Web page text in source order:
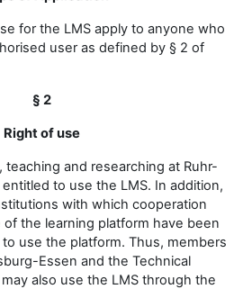
for the LMS apply to anyone who
user as defined by § 2 of
§ 2
Right of use
teaching and researching at Ruhr-
to use the LMS. In addition,
with which cooperation
the learning platform have been
use the platform. Thus, members
Essen and the Technical
also use the LMS through the